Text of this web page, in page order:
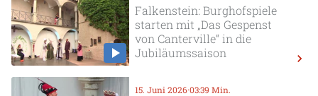
Falkenstein: Burghofspiele
starten mit „Das Gespenst
von Canterville“ in die
Jubiläumssaison
15. Juni 2026·03:39 Min.